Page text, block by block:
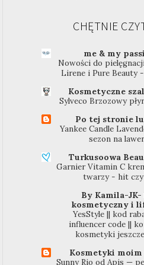
CHĘTNIE
me & my
Nowości do
Lirene i Pure Beauty
Kosmetyczne
Sylveco Brzozowy
Po tej stronie
Yankee Candle
sezon na
Turkusoowa
Garnier Vitamin C
twarzy - hit
By Kamila-
kosmetyczny i
YesStyle || kod
influencer code ||
kosmetyki
Kosmetyki moim
Sunny Rio od Apis —